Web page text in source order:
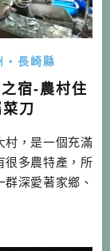
・長崎縣
宿-農村住
刀
，是一個充滿
很多農特產，所
深愛著家鄉、
深入的交流，